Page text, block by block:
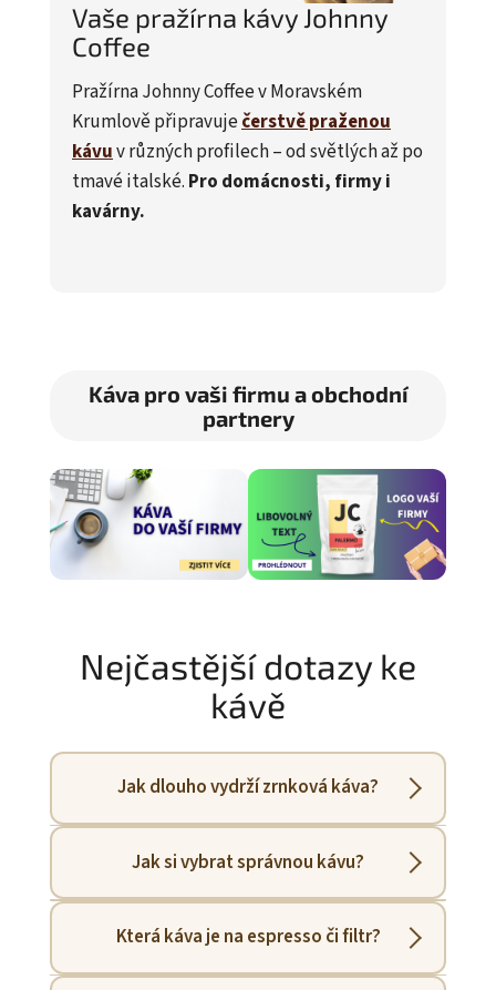
Vaše pražírna kávy Johnny
Coffee
Pražírna Johnny Coffee v Moravském
Krumlově připravuječerstvě praženou
kávuv různých profilech – od světlých až po
tmavé italské. Pro domácnosti, firmy i
kavárny.
Káva pro vaši firmu a obchodní
partnery
Nejčastější dotazy ke
kávě
Jak dlouho vydrží zrnková káva?
Čerstvě pražená káva je nejlepší 7–21 dní po
Jak si vybrat správnou kávu?
Podívejte se nachuťový profilu produktů,
Která káva je na espresso či filtr?